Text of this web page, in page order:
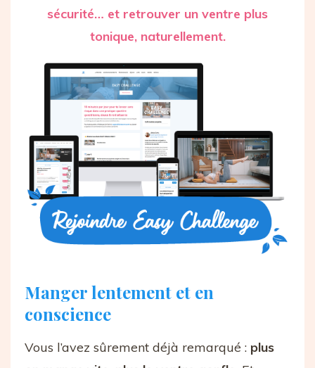
sécurité… et retrouver un ventre plus
tonique, naturellement.
Manger lentement et en
conscience
Vous l’avez sûrement déjà remarqué : plus